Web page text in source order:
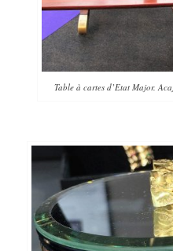
Table à cartes d’Etat Major.